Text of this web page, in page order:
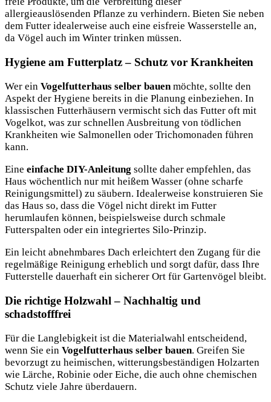
allergieauslösenden Pflanze zu verhindern. Bieten Sie neben
dem Futter idealerweise auch eine eisfreie Wasserstelle an,
da Vögel auch im Winter trinken müssen.
Hygiene am Futterplatz – Schutz vor Krankheiten
Wer ein Vogelfutterhaus selber bauenmöchte, sollte den
Aspekt der Hygiene bereits in die Planung einbeziehen. In
klassischen Futterhäusern vermischt sich das Futter oft mit
Vogelkot, was zur schnellen Ausbreitung von tödlichen
Krankheiten wie Salmonellen oder Trichomonaden führen
kann.
Eine einfache DIY-Anleitung sollte daher empfehlen, das
Haus wöchentlich nur mit heißem Wasser (ohne scharfe
Reinigungsmittel) zu säubern. Idealerweise konstruieren Sie
das Haus so, dass die Vögel nicht direkt im Futter
herumlaufen können, beispielsweise durch schmale
Futterspalten oder ein integriertes Silo-Prinzip.
Ein leicht abnehmbares Dach erleichtert den Zugang für die
regelmäßige Reinigung erheblich und sorgt dafür, dass Ihre
Futterstelle dauerhaft ein sicherer Ort für Gartenvögel bleibt.
Die richtige Holzwahl – Nachhaltig und
schadstofffrei
Für die Langlebigkeit ist die Materialwahl entscheidend,
wenn Sie ein Vogelfutterhaus selber bauen. Greifen Sie
bevorzugt zu heimischen, witterungsbeständigen Holzarten
wie Lärche, Robinie oder Eiche, die auch ohne chemischen
Schutz viele Jahre überdauern.